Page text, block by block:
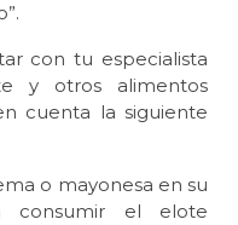
con tu especialista
y otros alimentos
cuenta la siguiente
o mayonesa en su
consumir el elote